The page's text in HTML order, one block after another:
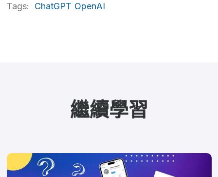
Tags: ChatGPT OpenAI
繼續學習